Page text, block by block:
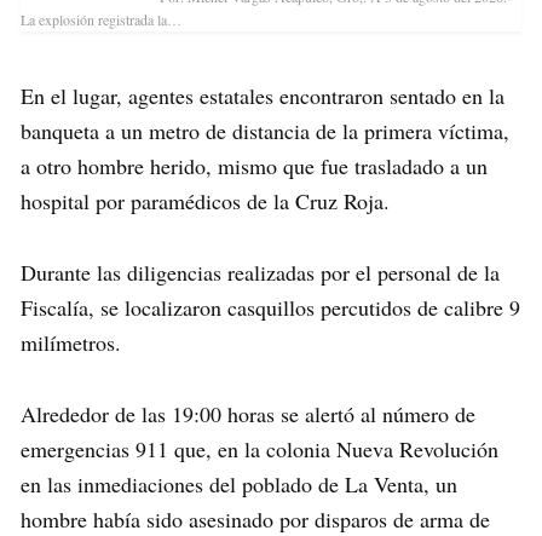
La explosión registrada la…
En el lugar, agentes estatales encontraron sentado en la
banqueta a un metro de distancia de la primera víctima,
a otro hombre herido, mismo que fue trasladado a un
hospital por paramédicos de la Cruz Roja.
Durante las diligencias realizadas por el personal de la
Fiscalía, se localizaron casquillos percutidos de calibre 9
milímetros.
Alrededor de las 19:00 horas se alertó al número de
emergencias 911 que, en la colonia Nueva Revolución
en las inmediaciones del poblado de La Venta, un
hombre había sido asesinado por disparos de arma de